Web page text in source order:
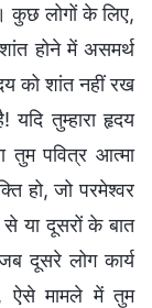
कुछ लोगों के लिए,
होने में असमर्थ
को शांत नहीं रख
तुम्हारा हृदय
तुम पवित्र आत्मा
हो, जो परमेश्वर
या दूसरों के बात
दूसरे लोग कार्य
ऐसे मामले में तुम